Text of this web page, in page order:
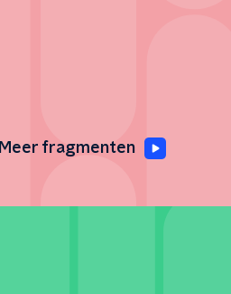
Meer fragmenten